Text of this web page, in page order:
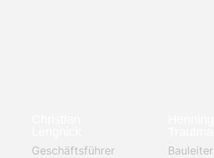
Geschäftsführer
Bauleiter